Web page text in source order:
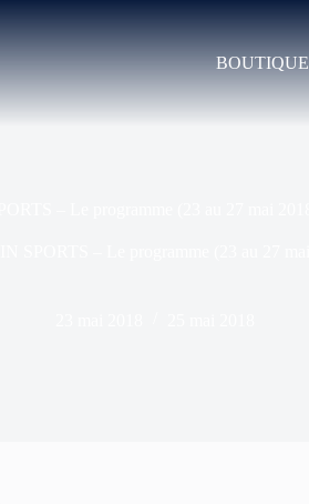
BOUTIQUE